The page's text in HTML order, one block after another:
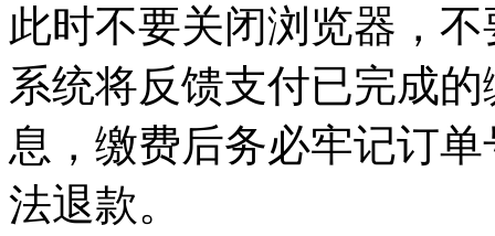
此时不要关闭浏览器，
系统将反馈支付已完成
息，缴费后务必牢记订
法退款。